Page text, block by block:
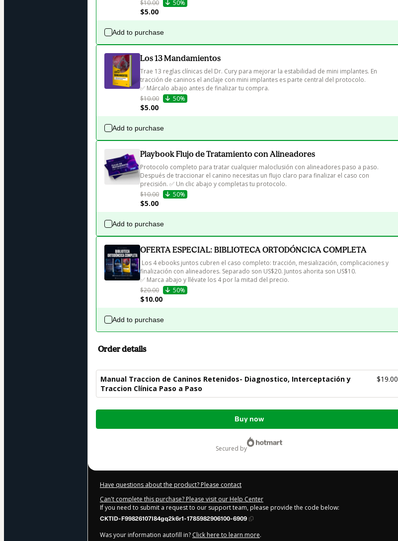
$10.00
50%
$5.00
Add to purchase
Los 13 Mandamientos
Trae 13 reglas clínicas del Dr. Cury para mejorar la estabilidad de mini implantes. En
tracción de caninos el anclaje con mini implantes es parte central del protocolo.
✅ Márcalo abajo antes de finalizar tu compra.
$10.00
50%
$5.00
Add to purchase
Playbook Flujo de Tratamiento con Alineadores
Protocolo completo para tratar cualquier maloclusión con alineadores paso a paso.
Después de traccionar el canino necesitas un flujo claro para finalizar el caso con
precisión. ✅ Un clic abajo y completas tu protocolo.
$10.00
50%
$5.00
Add to purchase
OFERTA ESPECIAL: BIBLIOTECA ORTODÓNCICA COMPLETA
finalización con alineadores. Separado son US$20. Juntos ahorita son US$10.
✅ Marca abajo y llévate los 4 por la mitad del precio.
$20.00
50%
$10.00
Add to purchase
Order details
Manual Traccion de Caninos Retenidos- Diagnostico, Interceptación y
Traccion Clínica Paso a Paso
$19.00
Total
Buy now
secured by
Have questions about the product? Please contact
Can't complete this purchase? Please visit our Help Center
If you need to submit a request to our support team, please provide the code below:
CKTID-F99826107I84gq2k6r1-1785982906100-6909
Was your information autofill in? Click here to learn more.